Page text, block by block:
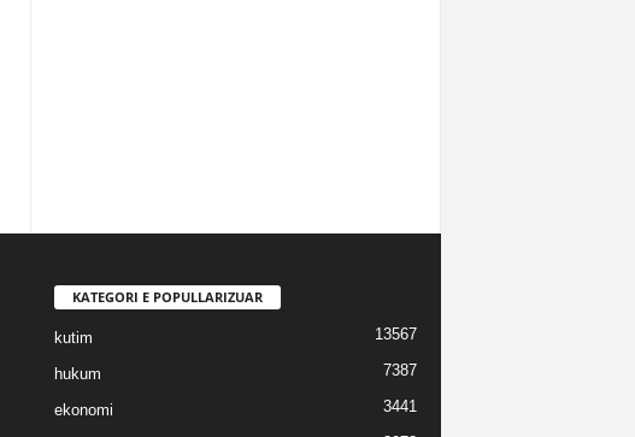
KATEGORI E POPULLARIZUAR
kutim 13567
hukum 7387
ekonomi 3441